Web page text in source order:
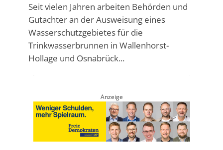
Seit vielen Jahren arbeiten Behörden und
Gutachter an der Ausweisung eines
Wasserschutzgebietes für die
Trinkwasserbrunnen in Wallenhorst-
Hollage und Osnabrück...
Anzeige